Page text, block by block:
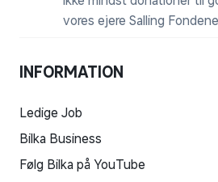
vores ejere Salling
INFORMATION
Ledige Job
Bilka Business
Følg Bilka på YouTube